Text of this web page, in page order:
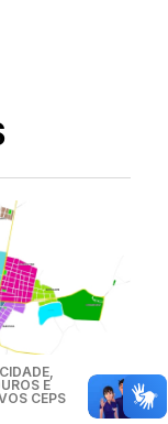
E
CEPS